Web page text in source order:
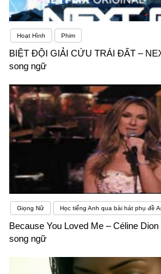
Hoạt Hình Phim
BIỆT ĐỘI GIẢI CỨU TRÁI ĐẤT –
song ngữ
Giọng Nữ Học tiếng Anh qua bài hát phụ đề
Because You Loved Me – Céline
song ngữ